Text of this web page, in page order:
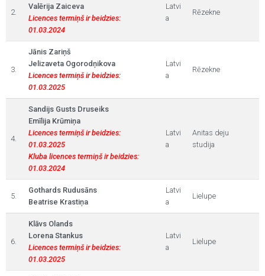
2.
Valērija Zaiceva
Licences termiņš ir beidzies:
01.03.2024
Latvi
a
Rēzekne
3.
Jānis Zariņš
Jelizaveta Ogorodņikova
Licences termiņš ir beidzies:
01.03.2025
Latvi
a
Rēzekne
4.
Sandijs Gusts Druseiks
Emīlija Krūmiņa
Licences termiņš ir beidzies:
01.03.2025
Kluba licences termiņš ir beidzies:
01.03.2024
Latvi
a
Anitas deju
studija
5.
Gothards Rudusāns
Beatrise Krastiņa
Latvi
a
Lielupe
6.
Klāvs Olands
Lorena Stankus
Licences termiņš ir beidzies:
01.03.2025
Latvi
a
Lielupe